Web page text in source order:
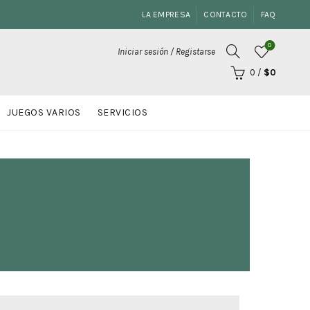
LA EMPRESA CONTACTO FAQ
Iniciar sesión / Registarse
0
0 / $0
JUEGOS VARIOS SERVICIOS